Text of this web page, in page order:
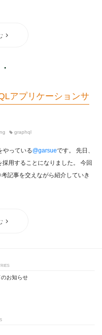
アプリケーションサ
graphql
やっている@garsueです。 先日、
採用することになりました。 今回
記事を交えながら紹介していき
お知らせ